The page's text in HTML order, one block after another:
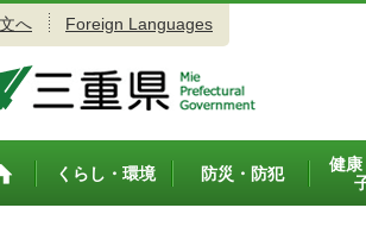
へ Foreign Languages
ペ
くらし・環境 防災・防犯
健康